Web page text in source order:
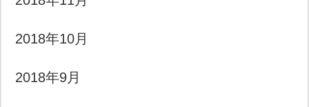
2018年10月
2018年9月